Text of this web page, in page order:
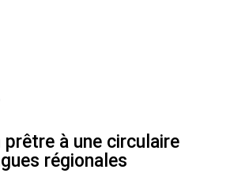
tous les nouveaux commentaires
prêtre à une circulaire
régionales